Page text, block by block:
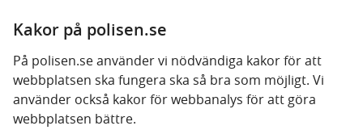
Kakor på polisen.se
På polisen.se använder vi nödvändiga kakor för att
webbplatsen ska fungera ska så bra som möjligt. Vi
använder också kakor för webbanalys för att göra
webbplatsen bättre.